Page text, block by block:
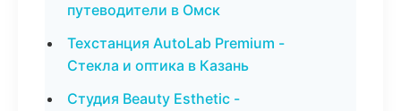
путеводители в Омск
Техстанция AutoLab Premium -
Стекла и оптика в Казань
Студия Beauty Esthetic -